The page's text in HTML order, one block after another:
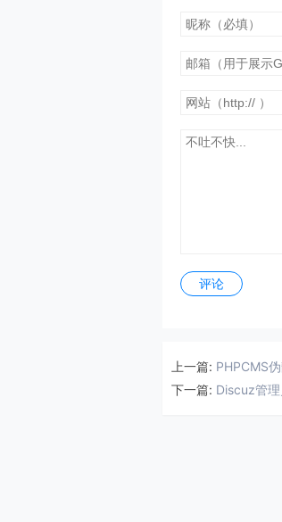
评论
上一篇: PHPCMS
下一篇: Discuz管